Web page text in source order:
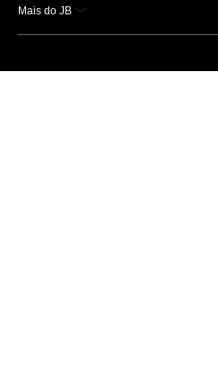
Mais do JB
Esportes